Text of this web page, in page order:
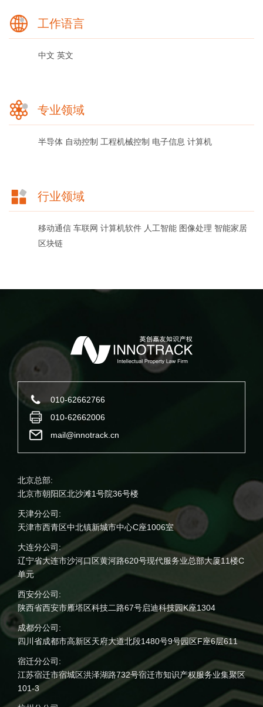
工作语言
中文 英文
专业领域
半导体 自动控制 工程机械控制 电子信息 计算机
行业领域
移动通信 车联网 计算机软件 人工智能 图像处理 智能家居
区块链
010-62662766
010-62662006
mail@innotrack.cn
北京总部:
北京市朝阳区北沙滩1号院36号楼
天津分公司:
天津市西青区中北镇新城市中心C座1006室
大连分公司:
辽宁省大连市沙河口区黄河路620号现代服务业总部大厦11楼C
单元
西安分公司:
陕西省西安市雁塔区科技二路67号启迪科技园K座1304
成都分公司:
四川省成都市高新区天府大道北段1480号9号园区F座6层611
宿迁分公司:
江苏宿迁市宿城区洪泽湖路732号宿迁市知识产权服务业集聚区
101-3